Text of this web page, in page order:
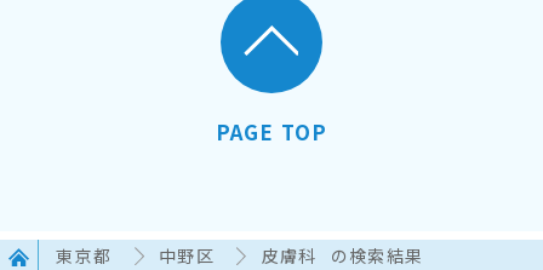
PAGE TOP
東京都 中野区 皮膚科 の検索結果